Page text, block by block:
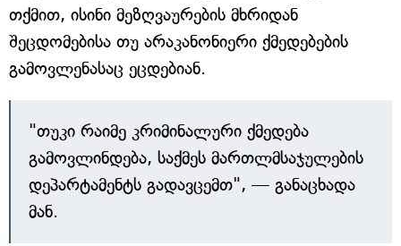
თქმით, ისინი მეზღვაურების მხრიდან
შეცდომებისა თუ არაკანონიერი ქმედებების
გამოვლენასაც ეცდებიან.
"თუკი რაიმე კრიმინალური ქმედება
გამოვლინდება, საქმეს მართლმსაჯულების
დეპარტამენტს გადავცემთ", — განაცხადა
მან.